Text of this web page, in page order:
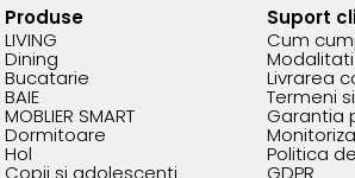
Produse
LIVING
Dining
Bucatarie
BAIE
MOBLIER SMART
Dormitoare
Hol
Copii si adolescenti
Suport
Cum
Livrarea
Termeni
Garantia
Politica
GDPR